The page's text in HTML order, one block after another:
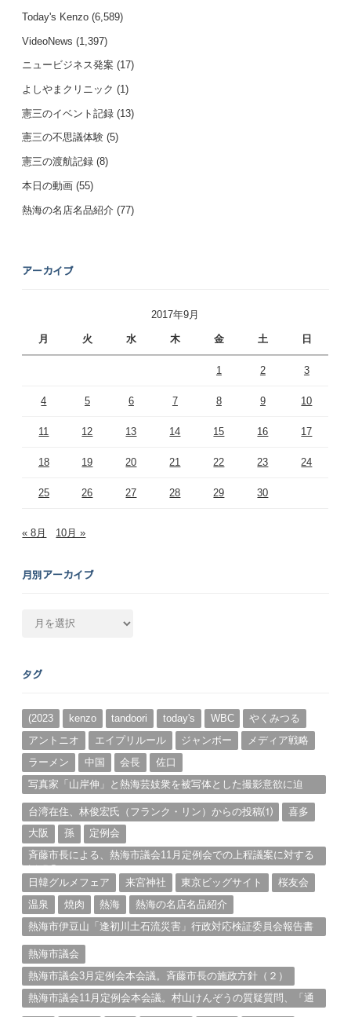
Today's Kenzo (6,589)
VideoNews (1,397)
ニュービジネス発案 (17)
よしやまクリニック (1)
憲三のイベント記録 (13)
憲三の不思議体験 (5)
憲三の渡航記録 (8)
本日の動画 (55)
熱海の名店名品紹介 (77)
アーカイブ
2017年9月
月 火 水 木 金 土 日
1 2 3
4 5 6 7 8 9 10
11 12 13 14 15 16 17
18 19 20 21 22 23 24
25 26 27 28 29 30
« 8月 10月 »
月別アーカイブ
カ
ブ
タグ
(2023 kenzo tandoori today's WBC
やくみつる
アントニオ
エイプリルール ジャンボー
メディア戦略
ラーメン
中国 会長
佐口
写真家「山岸伸」と熱海芸妓衆を被写体とした撮影意欲に迫
台湾在住、林俊宏氏（フランク・リン）からの投稿⑴
喜多
大阪
孫
定例会
斉藤市長による、熱海市議会11月定例会での上程議案に対する
日韓グルメフェア
来宮神社 東京ビッグサイト
桜友会
温泉
焼肉 熱海
熱海の名店名品紹介
熱海市伊豆山「逢初川土石流災害」行政対応検証委員会報告書
熱海市議会
熱海市議会3月定例会本会議。斉藤市長の施政方針（２）
熱海市議会11月定例会本会議。村山けんぞうの質疑質問、「通